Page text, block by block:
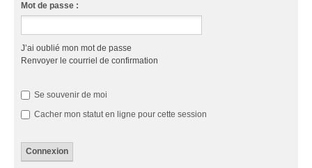
Mot de passe :
J’ai oublié mon mot de passe
Renvoyer le courriel de confirmation
Se souvenir de moi
Cacher mon statut en ligne pour cette session